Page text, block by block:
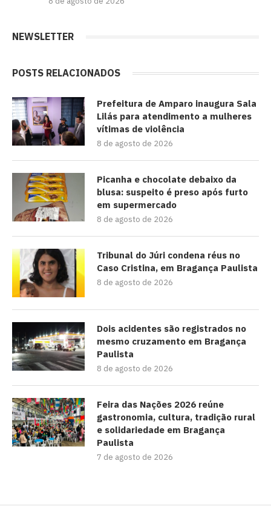
NEWSLETTER
POSTS RELACIONADOS
Prefeitura de Amparo inaugura Sala
Lilás para atendimento a mulheres
vítimas de violência
8 de agosto de 2026
Picanha e chocolate debaixo da
blusa: suspeito é preso após furto
em supermercado
8 de agosto de 2026
Tribunal do Júri condena réus no
Caso Cristina, em Bragança Paulista
8 de agosto de 2026
Dois acidentes são registrados no
mesmo cruzamento em Bragança
Paulista
8 de agosto de 2026
Feira das Nações 2026 reúne
gastronomia, cultura, tradição rural
e solidariedade em Bragança
Paulista
7 de agosto de 2026